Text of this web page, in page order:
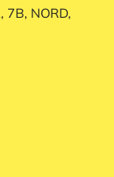
7B, NORD,